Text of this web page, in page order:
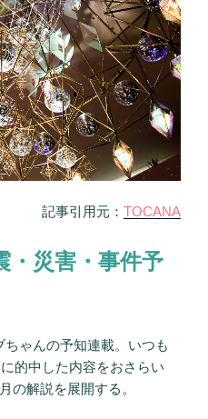
記事引用元： TOCANA
・災害・事件予
ゃんの予知連載。いつも
的中した内容をおさらい
の解説を展開する。